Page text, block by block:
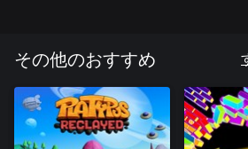
その他のおすすめ